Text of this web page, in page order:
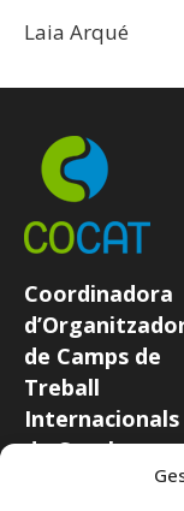
Laia Arqué
Coordinadora
de Camps de
Treball
Internacionals
de Catalunya
COCAT és una